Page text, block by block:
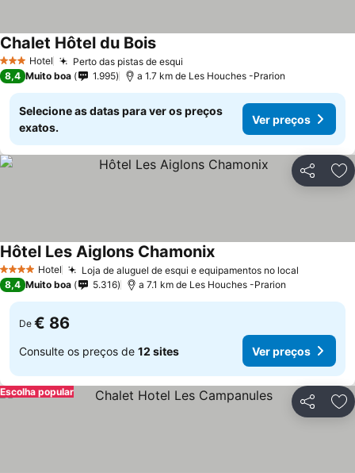
3 EstrelasHotel Perto das pistas de esqui
Chalet Hôtel du Bois
8,4 Muito boa 1.995 a 1.7 km de Les Houches -Prarion
Selecione as datas para ver os preços
exatos.
Ver preços
Partilhar
4 EstrelasHotel Loja de aluguel de esqui e equipamentos no local
Hôtel Les Aiglons Chamonix
8,4 Muito boa 5.316 a 7.1 km de Les Houches -Prarion
De € 86
Consulte os preços de 12 sites Ver preços
Partilhar
Escolha popular